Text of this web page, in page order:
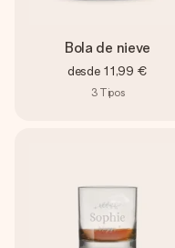
Bola de nieve
desde 11,99 €
3 Tipos